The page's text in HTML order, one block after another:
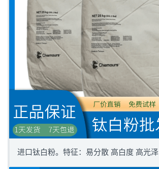
进口钛白粉。特征：易分散 高白度 高光泽